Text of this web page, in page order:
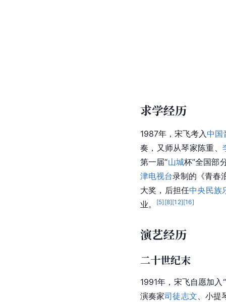
求学经历
1987年，宋飞考入中国
奏，又师从琴家陈重、
第一届“山城杯”全国部
津电视台录制的《青春
大奖，后担任中央民族
业。
[5] [8][12][16]
演艺经历
二十世纪末
1991年，宋飞自愿加入“
演奏家司徒志文、 小提